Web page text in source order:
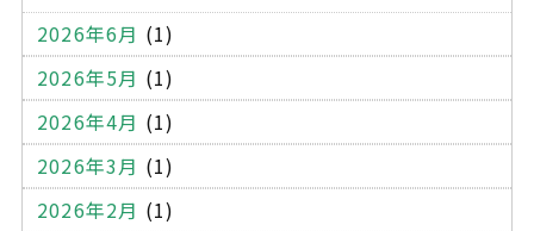
書庫
ワゴン ロッカー
応接セット
受付用のカウンター
金庫 OA機器
木製パレット
プラスティックパレット
一般廃棄物
木くず
段ボール
エアーキャップ
ミラーマット
梱包テープ
ストレッチフィルム
薄型ケース
2026年6月 (1)
2026年5月 (1)
2026年4月 (1)
2026年3月 (1)
2026年2月 (1)